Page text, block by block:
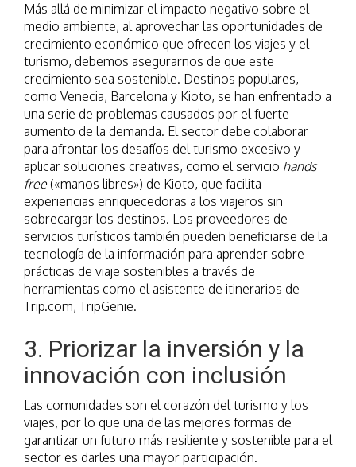
Más allá de minimizar el impacto negativo sobre el
medio ambiente, al aprovechar las oportunidades de
crecimiento económico que ofrecen los viajes y el
turismo, debemos asegurarnos de que este
crecimiento sea sostenible. Destinos populares,
como Venecia, Barcelona y Kioto, se han enfrentado a
una serie de problemas causados por el fuerte
aumento de la demanda. El sector debe colaborar
para afrontar los desafíos del turismo excesivo y
aplicar soluciones creativas, como el servicio hands
free («manos libres») de Kioto, que facilita
experiencias enriquecedoras a los viajeros sin
sobrecargar los destinos. Los proveedores de
servicios turísticos también pueden beneficiarse de la
tecnología de la información para aprender sobre
prácticas de viaje sostenibles a través de
herramientas como el asistente de itinerarios de
Trip.com, TripGenie.
3. Priorizar la inversión y la
innovación con inclusión
Las comunidades son el corazón del turismo y los
viajes, por lo que una de las mejores formas de
garantizar un futuro más resiliente y sostenible para el
sector es darles una mayor participación.